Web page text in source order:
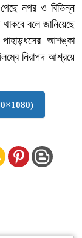
গেছে নগর ও বিভিন্ন
বলে জানিয়েছে
পাহাড়ধসের আশঙ্কা
নিরাপদ আশ্রয়ে